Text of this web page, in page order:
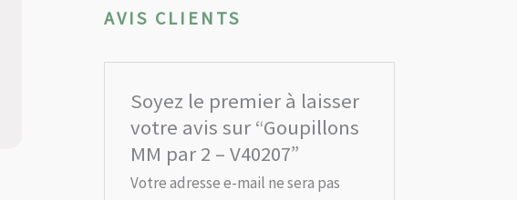
AVIS CLIENTS
Soyez le premier à laisser
votre avis sur “Goupillons
MM par 2 – V40207”
Votre adresse e-mail ne sera pas